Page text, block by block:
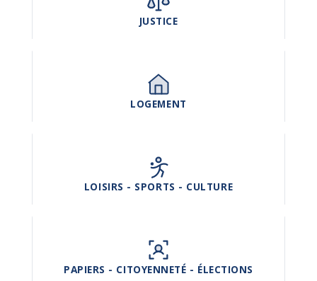
JUSTICE
LOGEMENT
LOISIRS - SPORTS - CULTURE
PAPIERS - CITOYENNETÉ - ÉLECTIONS